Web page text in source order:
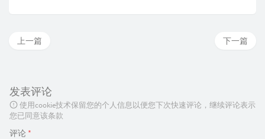
下一篇
上一篇
发表评论
使用cookie技术保留您的个人信息以便您下次快速评论，继续评论表示
您已同意该条款
评论 *